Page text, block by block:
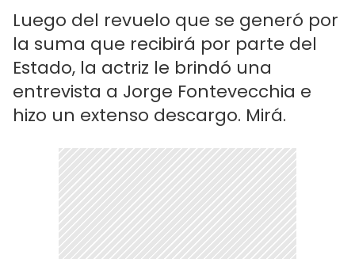
Luego del revuelo que se generó por
la suma que recibirá por parte del
Estado, la actriz le brindó una
entrevista a Jorge Fontevecchia e
hizo un extenso descargo. Mirá.